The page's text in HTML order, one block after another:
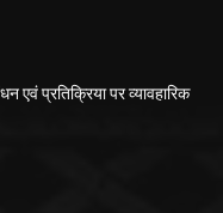
एवं प्रतिक्रिया पर व्यावहारिक